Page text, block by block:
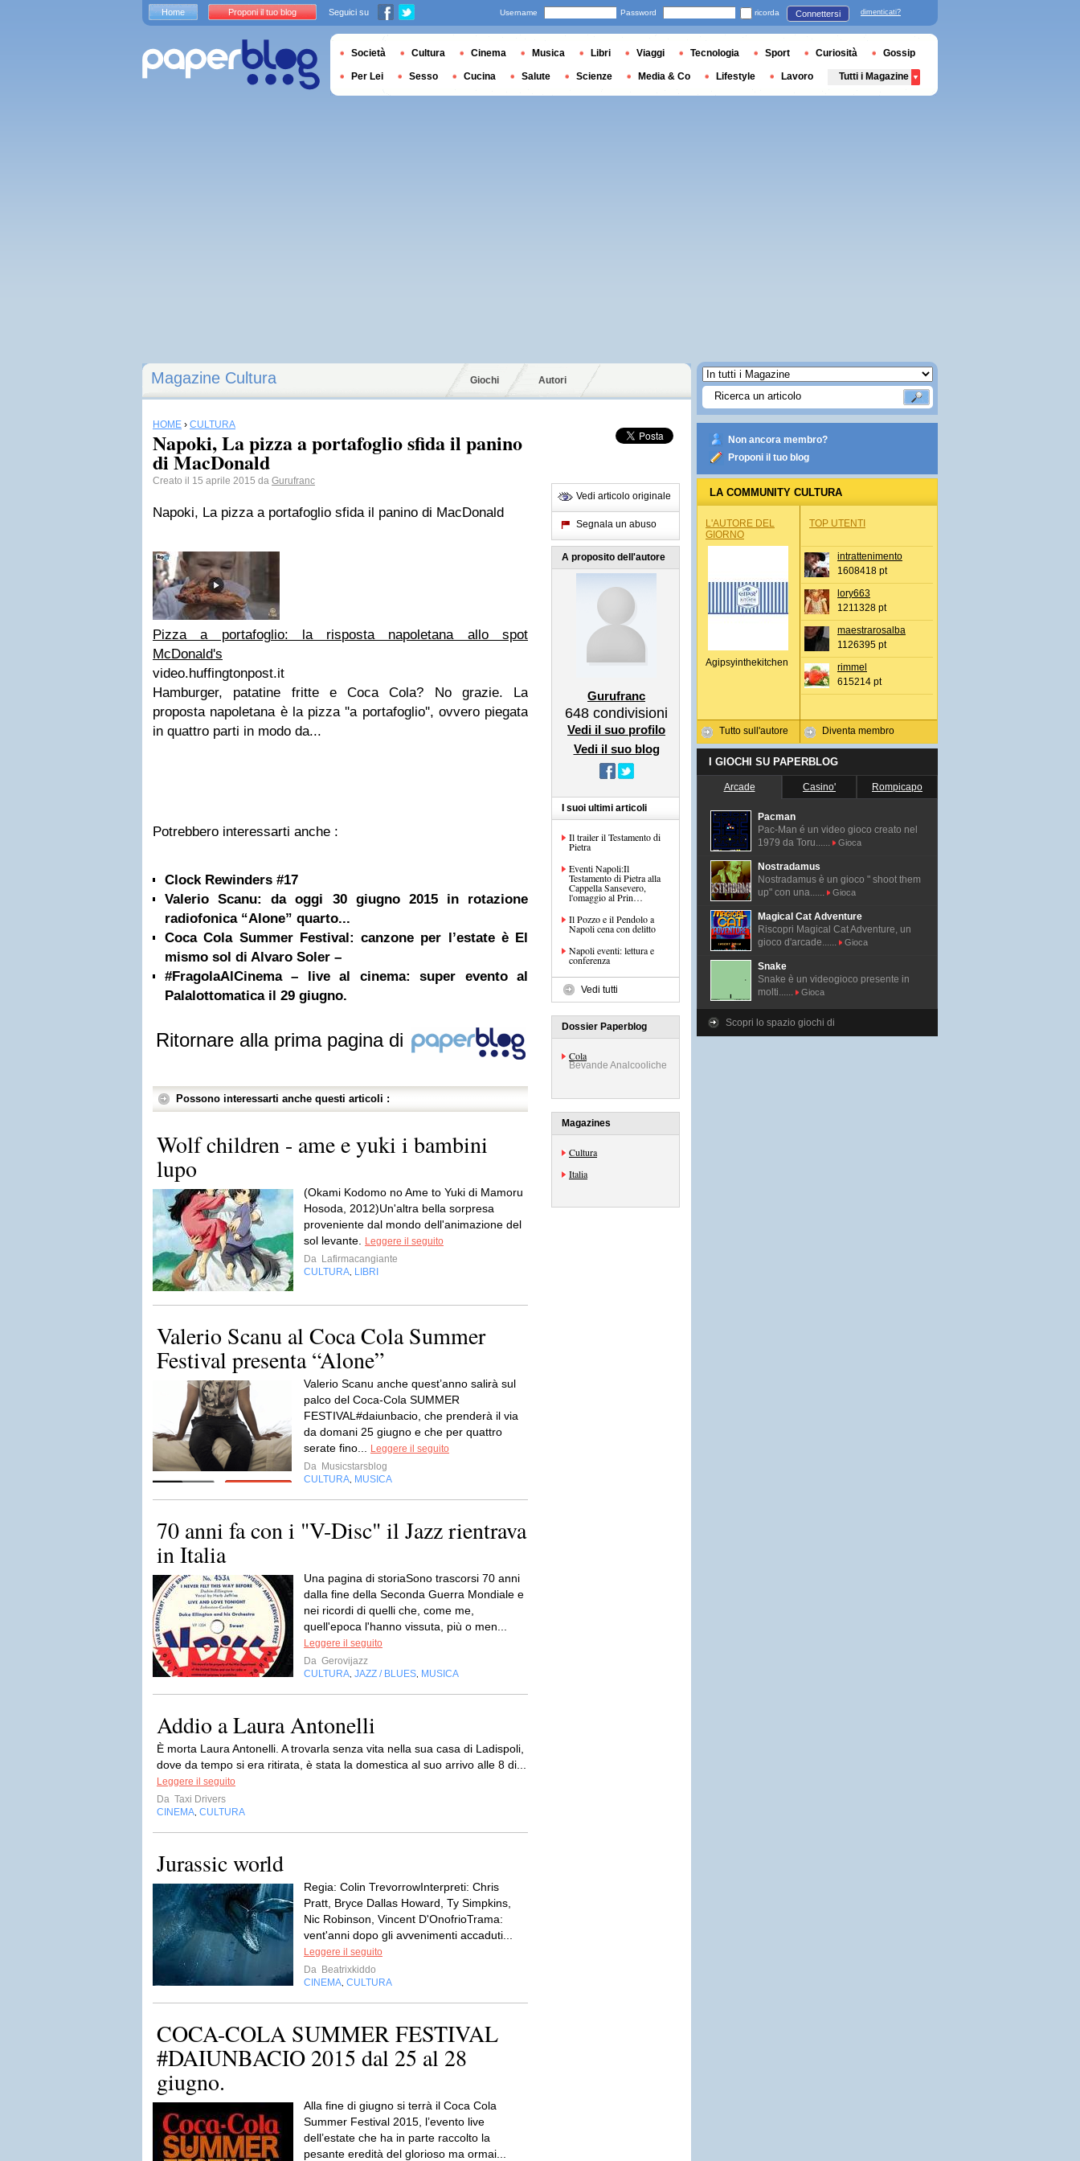
Magazine Cultura Giochi Autori
HOME › CULTURA
Napoki, La pizza a portafoglio sfida il panino
di MacDonald
Creato il 15 aprile 2015 da Gurufranc
Napoki, La pizza a portafoglio sfida il panino di MacDonald
Pizza a portafoglio: la risposta napoletana allo spot
McDonald's
video.huffingtonpost.it
Hamburger, patatine fritte e Coca Cola? No grazie. La
proposta napoletana è la pizza ''a portafoglio'', ovvero piegata
in quattro parti in modo da...
Potrebbero interessarti anche :
Clock Rewinders #17
Valerio Scanu: da oggi 30 giugno 2015 in rotazione
radiofonica “Alone” quarto...
Coca Cola Summer Festival: canzone per l’estate è El
mismo sol di Alvaro Soler –
#FragolaAlCinema – live al cinema: super evento al
Palalottomatica il 29 giugno.
Ritornare alla prima pagina di
Possono interessarti anche questi articoli :
Wolf children - ame e yuki i bambini
lupo
(Okami Kodomo no Ame to Yuki di Mamoru
Hosoda, 2012)Un'altra bella sorpresa
proveniente dal mondo dell'animazione del
sol levante.
Leggere il seguito
Da Lafirmacangiante
CULTURA LIBRI
Valerio Scanu al Coca Cola Summer
Festival presenta “Alone”
Valerio Scanu anche quest’anno salirà sul
palco del Coca-Cola SUMMER
FESTIVAL#daiunbacio, che prenderà il via
da domani 25 giugno e che per quattro
serate fino...
Leggere il seguito
Da Musicstarsblog
CULTURA MUSICA
70 anni fa con i "V-Disc" il Jazz rientrava
in Italia
Una pagina di storiaSono trascorsi 70 anni
dalla fine della Seconda Guerra Mondiale e
nei ricordi di quelli che, come me,
quell'epoca l'hanno vissuta, più o men...
Leggere il seguito
Da Gerovijazz
CULTURA JAZZ / BLUES MUSICA
Addio a Laura Antonelli
È morta Laura Antonelli. A trovarla senza vita nella sua casa di Ladispoli,
dove da tempo si era ritirata, è stata la domestica al suo arrivo alle 8 di...
Leggere il seguito
Da Taxi Drivers
CINEMA CULTURA
Jurassic world
Regia: Colin TrevorrowInterpreti: Chris
Pratt, Bryce Dallas Howard, Ty Simpkins,
Nic Robinson, Vincent D'OnofrioTrama:
vent'anni dopo gli avvenimenti accaduti...
Leggere il seguito
Da Beatrixkiddo
CINEMA CULTURA
COCA-COLA SUMMER FESTIVAL
#DAIUNBACIO 2015 dal 25 al 28
giugno.
Alla fine di giugno si terrà il Coca Cola
Summer Festival 2015, l’evento live
dell’estate che ha in parte raccolto la
pesante eredità del glorioso ma ormai...
Vedi articolo originale
Segnala un abuso
A proposito dell'autore
Gurufranc
648 condivisioni
Vedi il suo profilo
Vedi il suo blog
I suoi ultimi articoli
Il trailer il Testamento di
Pietra
Eventi Napoli:Il
Testamento di Pietra alla
Cappella Sansevero,
l'omaggio al Prin…
Il Pozzo e il Pendolo a
Napoli cena con delitto
Napoli eventi: lettura e
conferenza
Vedi tutti
Dossier Paperblog
Cola
Bevande Analcooliche
Magazines
Cultura
Italia
Non ancora membro?
Proponi il tuo blog
LA COMMUNITY CULTURA
L'AUTORE DEL
GIORNO
Agipsyinthekitchen
Tutto sull'autore
TOP UTENTI
intrattenimento
1608418 pt
lory663
1211328 pt
maestrarosalba
1126395 pt
rimmel
615214 pt
Diventa membro
I GIOCHI SU PAPERBLOG
Arcade Casino' Rompicapo
Pacman
Pac-Man é un video gioco creato nel
1979 da Toru......
Gioca
Nostradamus
Nostradamus è un gioco " shoot them
up" con una......
Gioca
Magical Cat Adventure
Riscopri Magical Cat Adventure, un
gioco d'arcade......
Gioca
Snake
Snake è un videogioco presente in
molti......
Gioca
Scopri lo spazio giochi di
Home Proponi il tuo blog Seguici su Username Password ricorda Connettersi dimenticati?
Società Cultura Cinema Musica Libri Viaggi Tecnologia Sport Curiosità Gossip
Per Lei Sesso Cucina Salute Scienze Media & Co Lifestyle Lavoro Tutti i Magazine